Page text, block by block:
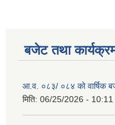
बजेट तथा
आ.व. ०८३/ ०८४ को वार्षिक
मिति: 06/25/2026 - 10:11